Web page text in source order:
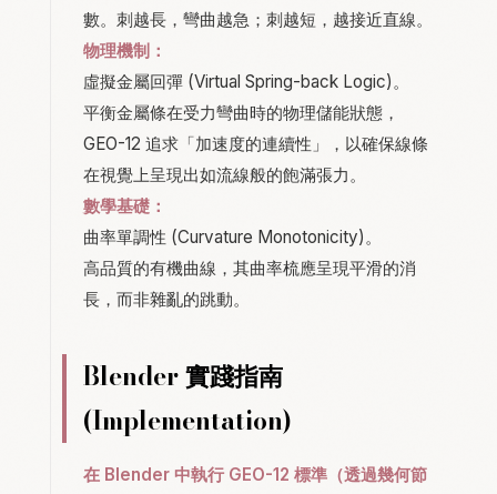
數。刺越長，彎曲越急；刺越短，越接近直線。
物理機制：
虛擬金屬回彈 (Virtual Spring-back Logic)。
平衡金屬條在受力彎曲時的物理儲能狀態，
GEO-12 追求「加速度的連續性」，以確保線條
在視覺上呈現出如流線般的飽滿張力。
數學基礎：
曲率單調性 (Curvature Monotonicity)。
高品質的有機曲線，其曲率梳應呈現平滑的消
長，而非雜亂的跳動。
Blender 實踐指南
(Implementation)
在 Blender 中執行 GEO-12 標準（透過幾何節